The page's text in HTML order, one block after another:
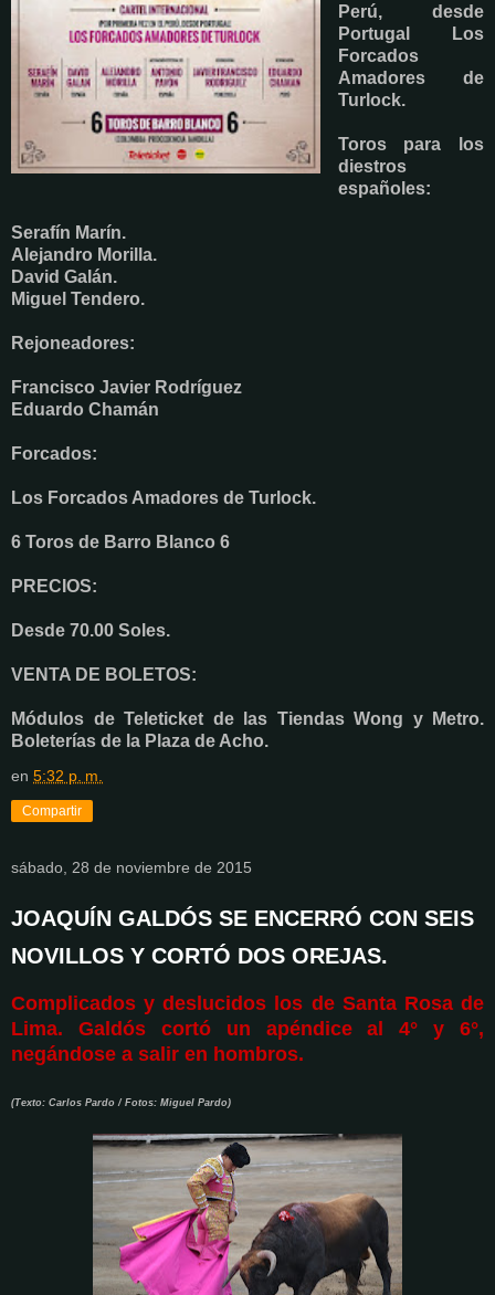
Perú, desde
Portugal Los
Forcados
Amadores de
Turlock.
Toros para los
diestros
españoles:
Serafín Marín.
Alejandro Morilla.
David Galán.
Miguel Tendero.
Rejoneadores:
Francisco Javier Rodríguez
Eduardo Chamán
Forcados:
Los Forcados Amadores de Turlock.
6 Toros de Barro Blanco 6
PRECIOS:
Desde 70.00 Soles.
VENTA DE BOLETOS:
Módulos de Teleticket de las Tiendas Wong y Metro.
Boleterías de la Plaza de Acho.
en 5:32 p. m.
Compartir
sábado, 28 de noviembre de 2015
JOAQUÍN GALDÓS SE ENCERRÓ CON SEIS
NOVILLOS Y CORTÓ DOS OREJAS.
Complicados y deslucidos los de Santa Rosa de
Lima. Galdós cortó un apéndice al 4° y 6°,
negándose a salir en hombros.
(Texto: Carlos Pardo / Fotos: Miguel Pardo)